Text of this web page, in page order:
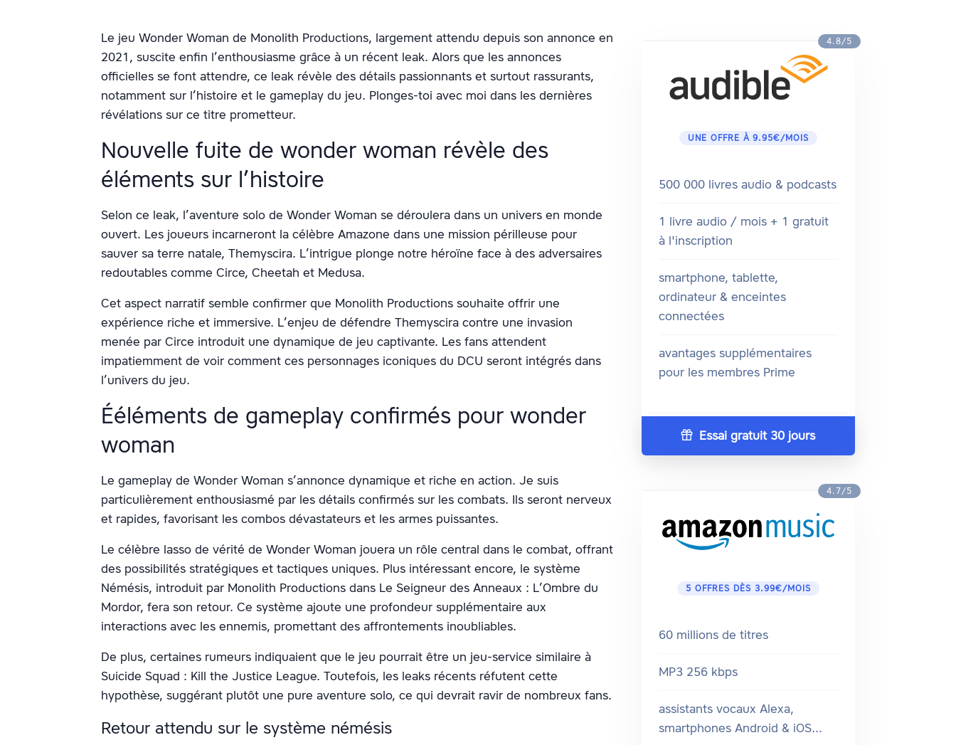
Le jeu Wonder Woman de Monolith Productions, largement attendu depuis son annonce en
2021, suscite enfin l’enthousiasme grâce à un récent leak. Alors que les annonces
officielles se font attendre, ce leak révèle des détails passionnants et surtout rassurants,
notamment sur l’histoire et le gameplay du jeu. Plonges-toi avec moi dans les dernières
révélations sur ce titre prometteur.
Nouvelle fuite de wonder woman révèle des
éléments sur l’histoire
Selon ce leak, l’aventure solo de Wonder Woman se déroulera dans un univers en monde
ouvert. Les joueurs incarneront la célèbre Amazone dans une mission périlleuse pour
sauver sa terre natale, Themyscira. L’intrigue plonge notre héroïne face à des adversaires
redoutables comme Circe, Cheetah et Medusa.
Cet aspect narratif semble confirmer que Monolith Productions souhaite offrir une
expérience riche et immersive. L’enjeu de défendre Themyscira contre une invasion
menée par Circe introduit une dynamique de jeu captivante. Les fans attendent
impatiemment de voir comment ces personnages iconiques du DCU seront intégrés dans
l’univers du jeu.
Ééléments de gameplay confirmés pour wonder
woman
Le gameplay de Wonder Woman s’annonce dynamique et riche en action. Je suis
particulièrement enthousiasmé par les détails confirmés sur les combats. Ils seront nerveux
et rapides, favorisant les combos dévastateurs et les armes puissantes.
Le célèbre lasso de vérité de Wonder Woman jouera un rôle central dans le combat, offrant
des possibilités stratégiques et tactiques uniques. Plus intéressant encore, le système
Némésis, introduit par Monolith Productions dans Le Seigneur des Anneaux : L’Ombre du
Mordor, fera son retour. Ce système ajoute une profondeur supplémentaire aux
interactions avec les ennemis, promettant des affrontements inoubliables.
De plus, certaines rumeurs indiquaient que le jeu pourrait être un jeu-service similaire à
Suicide Squad : Kill the Justice League. Toutefois, les leaks récents réfutent cette
hypothèse, suggérant plutôt une pure aventure solo, ce qui devrait ravir de nombreux fans.
Retour attendu sur le système némésis
4.8/5
UNE OFFRE À 9.95€/MOIS
500 000 livres audio & podcasts
1 livre audio / mois + 1 gratuit
à l'inscription
smartphone, tablette,
ordinateur & enceintes
connectées
avantages supplémentaires
pour les membres Prime
Essai gratuit 30 jours
4.7/5
5 OFFRES DÈS 3.99€/MOIS
60 millions de titres
MP3 256 kbps
assistants vocaux Alexa,
smartphones Android & iOS...